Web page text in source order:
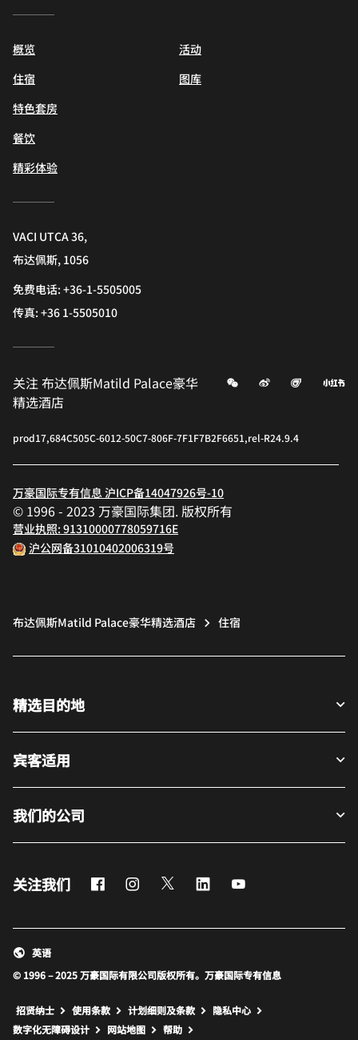
概览
住宿
特色套房
餐饮
精彩体验
活动
图库
VACI UTCA 36,
布达佩斯, 1056
免费电话:+36-1-5505005
传真:+36 1-5505010
关注布达佩斯Matild Palace豪华
精选酒店
微信 微博 飞猪
prod17,684C505C-6012-50C7-806F-7F1F7B2F6651,rel-R24.9.4
万豪国际专有信息 沪ICP备14047926号-10
© 1996 - 2023 万豪国际集团. 版权所有
营业执照: 91310000778059716E
沪公网备31010402006319号
布达佩斯Matild Palace豪华精选酒店 住宿
精选目的地
宾客适用
我们的公司
关注我们 FacebookInstagram
Twitter LinkedIn
© 1996 – 2025 万豪国际有限公司版权所有。万豪国际专有信息
英语
招贤纳士 使用条款 计划细则及条款
隐私中心
数字化无障碍设计
网站地图 打开新窗口
帮助